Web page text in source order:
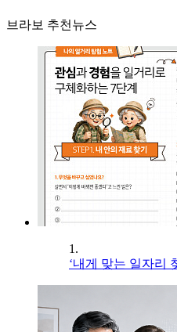
브라보 추천뉴스
1.
‘내게 맞는 일자리